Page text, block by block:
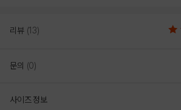
리뷰 (13)
문의 (0)
사이즈 정보